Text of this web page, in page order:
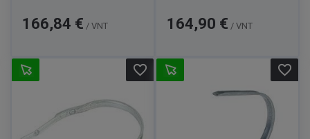
Kaina
166,84 € / VNT
Kaina
164,90 € / VNT
favorite_border favorite_border